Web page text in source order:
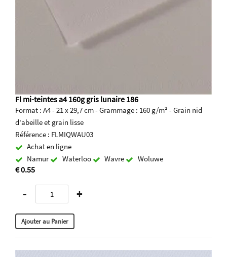
Fl mi-teintes a4 160g gris lunaire 186
Format : A4 - 21 x 29,7 cm - Grammage : 160 g/m² - Grain nid
d'abeille et grain lisse
Référence : FLMIQWAU03
Achat en ligne
Namur
Waterloo Wavre Woluwe
€ 0.55
- +